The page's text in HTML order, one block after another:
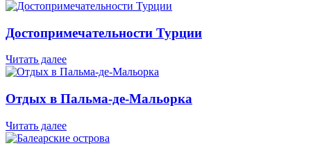
Достопримечательности Турции
Читать далее
Отдых в Пальма-де-Мальорка
Читать далее